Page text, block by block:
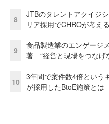
8
JTBのタレントアクイジ
リア採用でCHROが考え
9
食品製造業のエンゲージ
著 “経営と現場をつなげ
10
3年間で案件数4倍とい
が採用したBtoE施策とは